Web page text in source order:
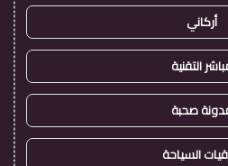
أركاني
التقنية
صحبة
السياحة